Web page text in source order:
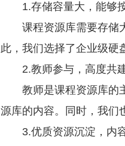
1.存储容量大，能够
课程资源库需要存储
此，我们选择了企业级硬
2.教师参与，高度共
教师是课程资源库的
源库的内容。同时，我们
3.优质资源沉淀，内